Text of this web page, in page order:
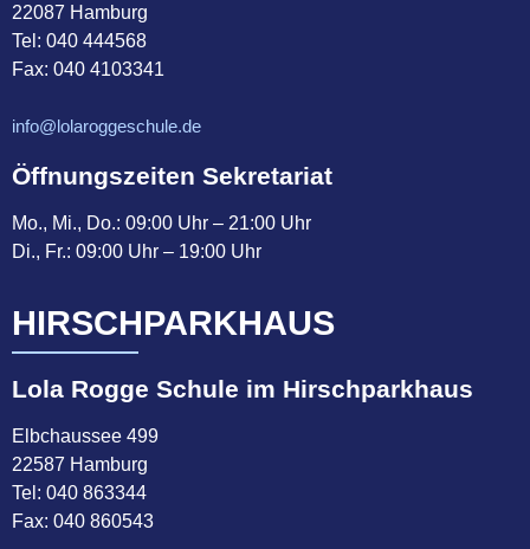
22087 Hamburg
Tel: 040 444568
Fax: 040 4103341
info@lolaroggeschule.de
Öffnungszeiten Sekretariat
Mo., Mi., Do.: 09:00 Uhr – 21:00 Uhr
Di., Fr.: 09:00 Uhr – 19:00 Uhr
HIRSCHPARKHAUS
Lola Rogge Schule im Hirschparkhaus
Elbchaussee 499
22587 Hamburg
Tel: 040 863344
Fax: 040 860543